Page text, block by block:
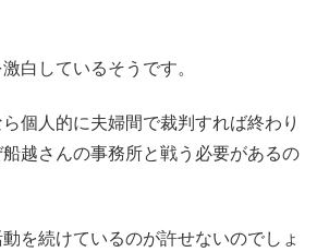
白しているそうです。
個人的に夫婦間で裁判すれば終わり
越さんの事務所と戦う必要があるの
を続けているのが許せないのでしょ